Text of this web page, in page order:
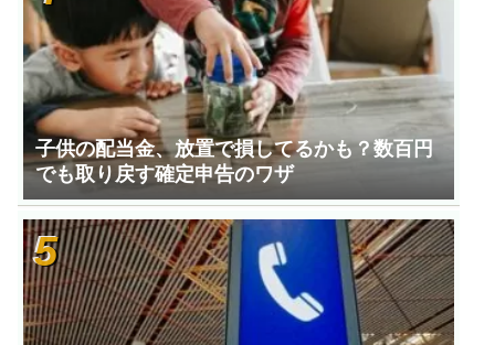
子供の配当金、放置で損してるかも？数百円
でも取り戻す確定申告のワザ